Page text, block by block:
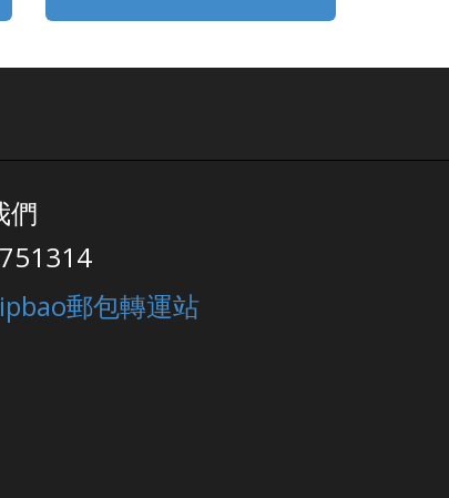
正常 德国自营 正常 日本大
国 8/14, 8/17 泰国 8/12
們
郵包轉運站